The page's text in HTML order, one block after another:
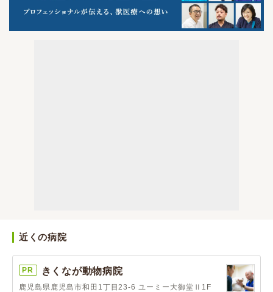
近くの病院
PR きくなが動物病院
鹿児島県鹿児島市和田1丁目23-6 ユーミー大御堂Ⅱ1F